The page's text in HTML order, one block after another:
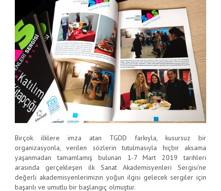
Birçok ilklere imza atan TGDD farkıyla, kusursuz bir
organizasyonla, verilen sözlerin tutulmasıyla hiçbir aksama
yaşanmadan tamamlamış bulunan 1-7 Mart 2019 tarihleri
arasında gerçekleşen ilk Sanat Akademisyenleri Sergisi’ne
değerli akademisyenlerimizin yoğun ilgisi gelecek sergiler için
başarılı ve umutlu bir başlangıç olmuştur.